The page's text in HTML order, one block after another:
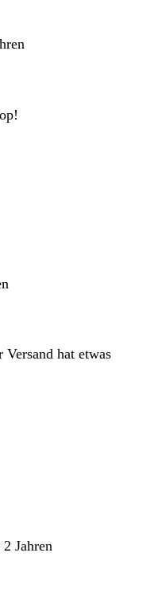
hat etwas
Jahren